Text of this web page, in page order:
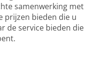
samenwerking met
prijzen bieden die u
de service bieden die